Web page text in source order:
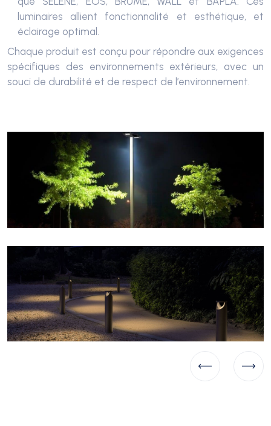
luminaires allient fonctionnalité et esthétique, et
éclairage optimal.
Chaque produit est conçu pour répondre aux exigences
spécifiques des environnements extérieurs, avec un
souci de durabilité et de respect de l’environnement.